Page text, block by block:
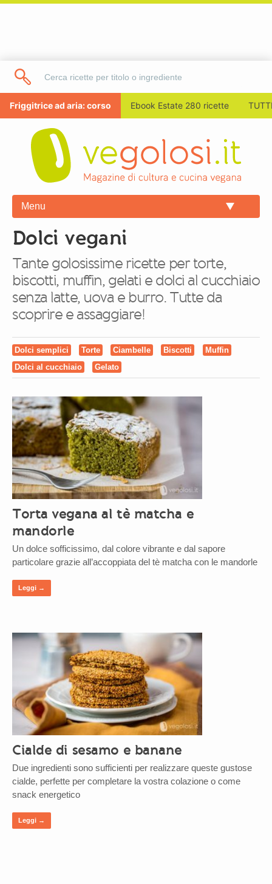
Friggitrice ad aria: corso Ebook Estate 280 ricette
Menu
Dolci vegani
Tante golosissime ricette per torte,
biscotti, muffin, gelati e dolci al cucchiaio
senza latte, uova e burro. Tutte da
scoprire e assaggiare!
Dolci semplici Torte Ciambelle Biscotti
Muffin
Dolci al cucchiaio
Gelato
Torta vegana al tè matcha e
mandorle
Un dolce sofficissimo, dal colore vibrante e dal sapore
particolare grazie all’accoppiata del tè matcha con le mandorle
Leggi →
Cialde di sesamo e banane
Due ingredienti sono sufficienti per realizzare queste gustose
cialde, perfette per completare la vostra colazione o come
snack energetico
Leggi →